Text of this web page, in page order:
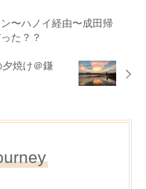
〜ハノイ経由〜成田帰
た？？
焼け＠鎌